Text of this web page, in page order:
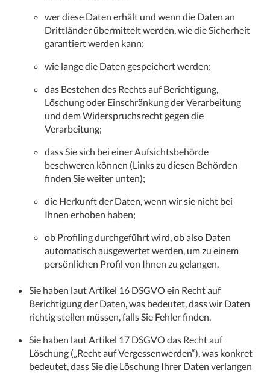
wer diese Daten erhält und wenn die Daten an
Drittländer übermittelt werden, wie die Sicherheit
garantiert werden kann;
wie lange die Daten gespeichert werden;
das Bestehen des Rechts auf Berichtigung,
Löschung oder Einschränkung der Verarbeitung
und dem Widerspruchsrecht gegen die
Verarbeitung;
dass Sie sich bei einer Aufsichtsbehörde
beschweren können (Links zu diesen Behörden
finden Sie weiter unten);
die Herkunft der Daten, wenn wir sie nicht bei
Ihnen erhoben haben;
ob Profiling durchgeführt wird, ob also Daten
automatisch ausgewertet werden, um zu einem
persönlichen Profil von Ihnen zu gelangen.
Sie haben laut Artikel 16 DSGVO ein Recht auf
Berichtigung der Daten, was bedeutet, dass wir Daten
richtig stellen müssen, falls Sie Fehler finden.
Sie haben laut Artikel 17 DSGVO das Recht auf
Löschung („Recht auf Vergessenwerden“), was konkret
bedeutet, dass Sie die Löschung Ihrer Daten verlangen